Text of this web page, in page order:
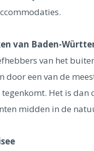
van Baden-
van het
door een van de
Het is
midden in de